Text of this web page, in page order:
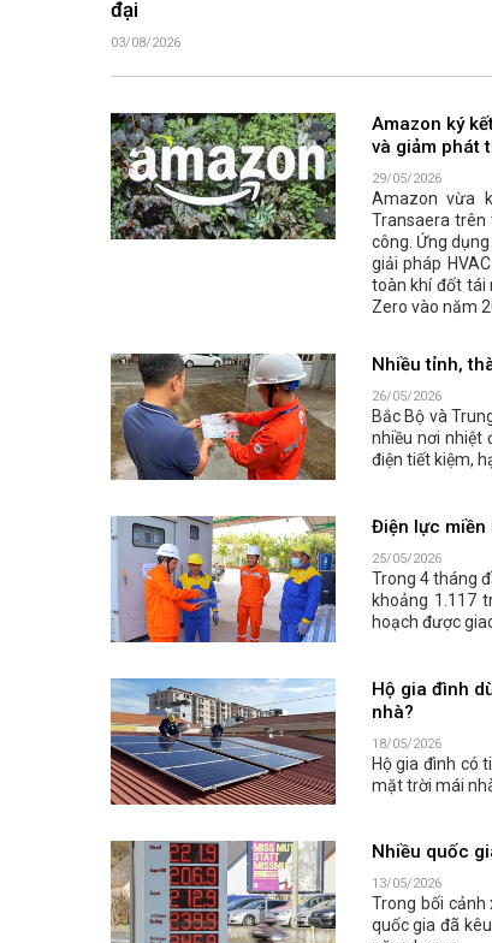
đại
03/08/2026
Amazon ký
và giảm phát
29/05/2026
Amazon vừa
Transaera
công. Ứng
giải pháp
toàn khí đốt tái
Zero vào năm
Nhiều tỉnh,
26/05/2026
Bắc Bộ và
nhiều nơi nhiệt
điện tiết kiệm,
Điện lực miền
25/05/2026
Trong 4 tháng
khoảng 1.117
hoạch được
Hộ gia đình
nhà?
18/05/2026
Hộ gia đình có
mặt trời mái
Nhiều quốc
13/05/2026
Trong bối
quốc gia đã